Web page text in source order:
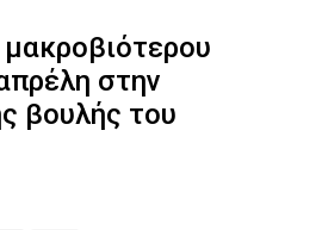
στην
βουλής του